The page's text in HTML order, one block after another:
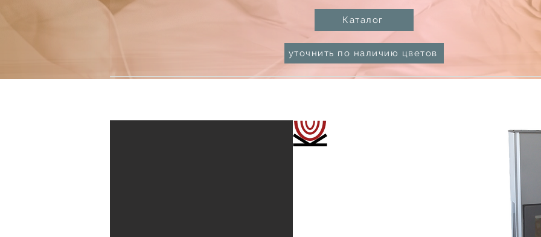
Каталог
уточнить по наличию цветов